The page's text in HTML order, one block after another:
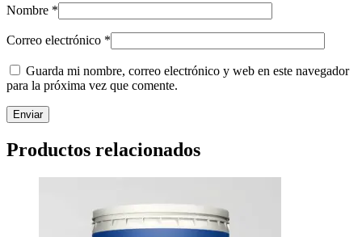
Nombre *
Correo electrónico *
Guarda mi nombre, correo electrónico y web en este navegador
para la próxima vez que comente.
Productos relacionados